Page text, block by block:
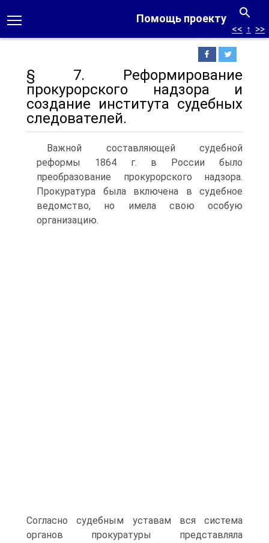
Помощь проекту
<< ↑ >>
§ 7. Реформирование
прокурорского надзора и
создание института судебных
следователей.
Важной составляющей судебной
реформы 1864 г. в России было
преобразование прокурорского надзора.
Прокуратура была включена в судебное
ведомство, но имела свою особую
организацию.
Согласно судебным уставам вся система
органов прокуратуры представляла